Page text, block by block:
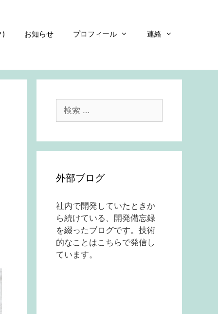
) お知らせ プロフィール 連絡
索:
外部ブログ
社内で開発していたときか
ら続けている、開発備忘録
を綴ったブログです。技術
的なことはこちらで発信し
ています。